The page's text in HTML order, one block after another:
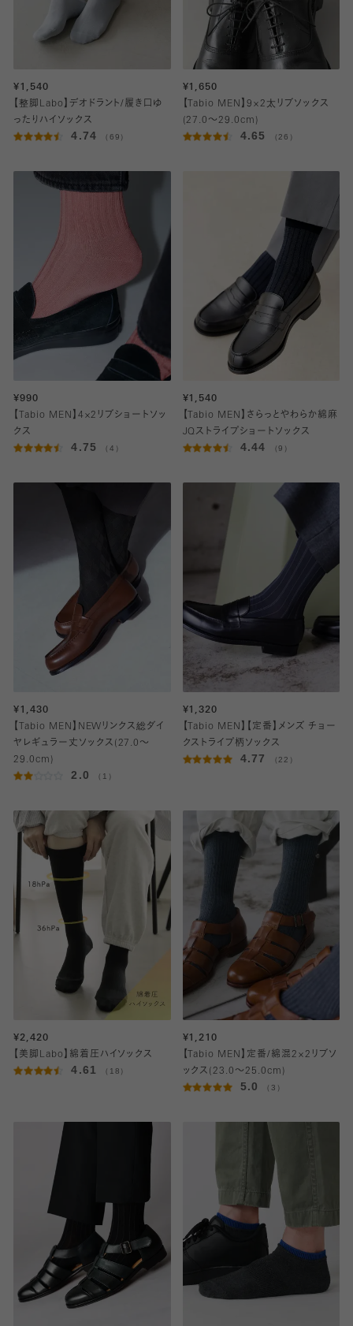
¥1,540
【整脚Labo】デオドラント/履き口ゆ
ったりハイソックス
4.74 （69）
¥1,650
【Tabio MEN】9×2太リブソックス
(27.0～29.0cm)
4.65 （26）
¥990
【Tabio MEN】4×2リブショートソッ
クス
4.75 （4）
¥1,540
【Tabio MEN】さらっとやわらか綿麻
JQストライプショートソックス
4.44 （9）
¥1,430
【Tabio MEN】NEWリンクス総ダイ
ヤレギュラー丈ソックス(27.0～
29.0cm)
2.0 （1）
¥1,320
【Tabio MEN】【定番】メンズ チョー
クストライプ柄ソックス
4.77 （22）
¥2,420
【美脚Labo】綿着圧ハイソックス
4.61 （18）
¥1,210
【Tabio MEN】定番/綿混2×2リブソ
ックス(23.0～25.0cm)
5.0 （3）